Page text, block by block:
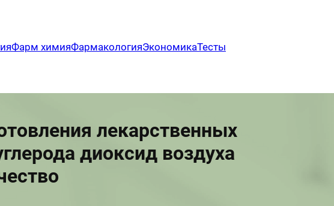
Фарм химияФармакологияЭкономикаТесты
лекарственных
диоксид воздуха